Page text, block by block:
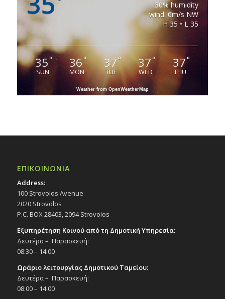
30% humidity
wind: 6m/s NW
H 35 • L 35
35°
SUN
36°
MON
37°
TUE
37°
WED
37°
THU
Weather from OpenWeatherMap
ΕΠΙΚΟΙΝΩΝΙΑ
Address:
100 Strovolos Avenue
2020 Strovolos
P.C. BOX 28403, 2094 Strovolos
Εξυπηρέτηση Κοινού από τη Δημοτική Υπηρεσία:
Δευτέρα – Παρασκευή:
08:30 – 14:00
Ωράριο λειτουργίας Δημοτικού Ταμείου:
Δευτέρα – Παρασκευή:
08:00 – 14:00